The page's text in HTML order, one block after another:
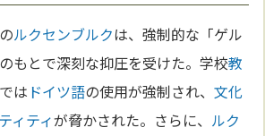
ルクセンブルクは、強制的な「ゲル
もとで深刻な抑圧を受けた。学校教
は ドイツ語の使用が強制され、文化
ィティが脅かされた。さらに、 ルク